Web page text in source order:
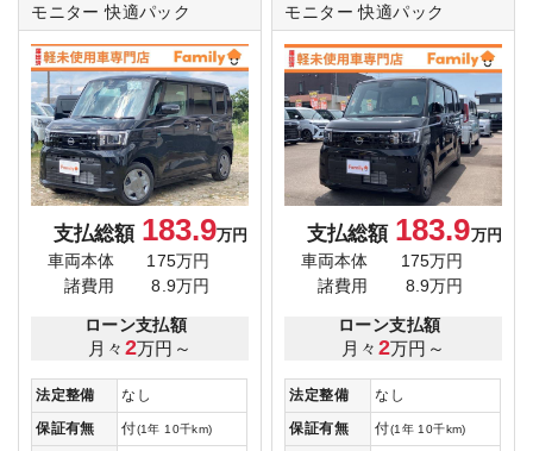
モニター 快適パック
支払総額 183.9万円
車両本体
175万円
諸費用
8.9万円
ローン支払額
月々 2万円～
法定整備
なし
保証有無
付(1年 10千km)
モニター 快適パック
支払総額 183.9万円
車両本体
175万円
諸費用
8.9万円
ローン支払額
月々 2万円～
法定整備
なし
保証有無
付(1年 10千km)